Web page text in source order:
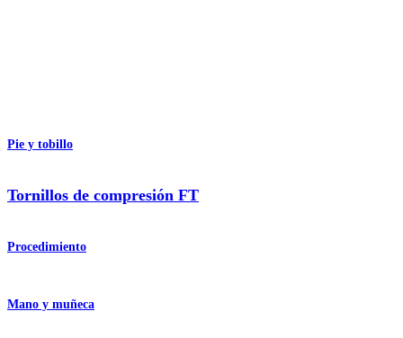
Pie y tobillo
Tornillos de compresión FT
Procedimiento
Mano y muñeca